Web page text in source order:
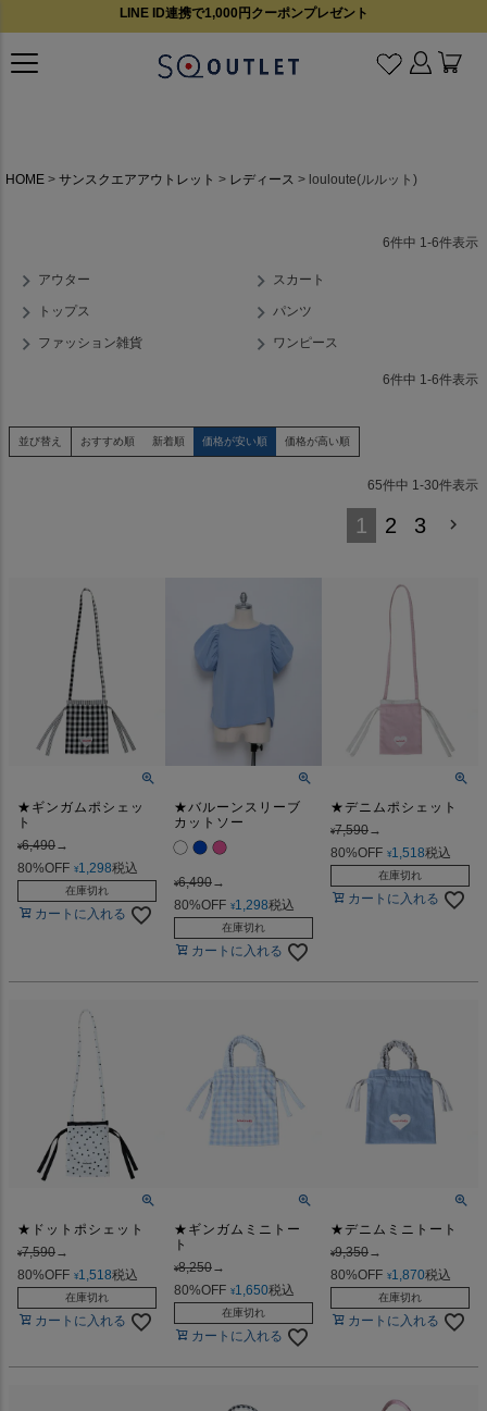
LINE ID連携で1,000円クーポンプレゼント
HOME サンスクエアアウトレット レディース louloute(ルルット)
6件中 1-6件表示
アウター スカート
トップス パンツ
ファッション雑貨 ワンピース
6件中 1 -6件表示
並び替え おすすめ順 新着順 価格が安い順 価格が高い順
65件中 1-30件表示
1 2 3
★ギンガムポシェッ
ト
¥6,490→
80%OFF ¥1,298税込
在庫切れ
カートに入れる
★バルーンスリーブ
カットソー
¥6,490→
80%OFF ¥1,298税込
在庫切れ
カートに入れる
★デニムポシェット
¥7,590→
80%OFF ¥1,518税込
在庫切れ
カートに入れる
★ドットポシェット
¥7,590→
80%OFF ¥1,518税込
在庫切れ
カートに入れる
★ギンガムミニトー
ト
¥8,250→
80%OFF ¥1,650税込
在庫切れ
カートに入れる
★デニムミニトート
¥9,350→
80%OFF ¥1,870税込
在庫切れ
カートに入れる